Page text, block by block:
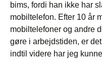
bims, fordi han ikke har
mobiltelefon. Efter 10 år
mobiltelefoner og andre
gøre i arbejdstiden, er
indtil videre har jeg